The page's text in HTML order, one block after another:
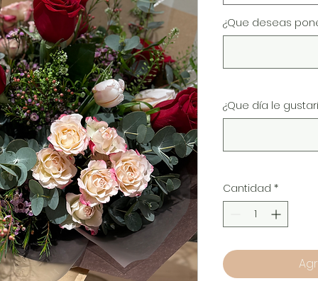
¿Que deseas
¿Que día le
Cantidad *